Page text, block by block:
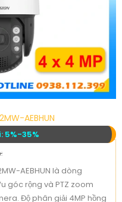
AEBHUN
5%-35%
AEBHUN là dòng
góc rộng và PTZ zoom
Độ phân giải 4MP hồng